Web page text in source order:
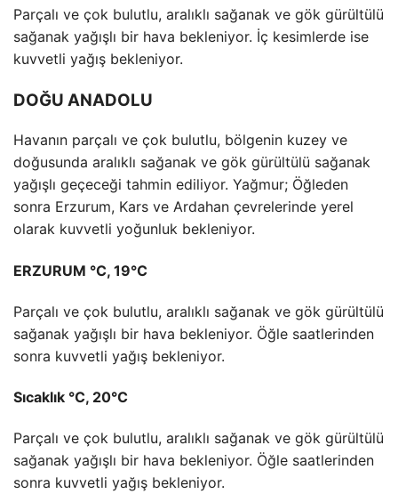
Parçalı ve çok bulutlu, aralıklı sağanak ve gök gürültülü
sağanak yağışlı bir hava bekleniyor. İç kesimlerde ise
kuvvetli yağış bekleniyor.
DOĞU ANADOLU
Havanın parçalı ve çok bulutlu, bölgenin kuzey ve
doğusunda aralıklı sağanak ve gök gürültülü sağanak
yağışlı geçeceği tahmin ediliyor. Yağmur; Öğleden
sonra Erzurum, Kars ve Ardahan çevrelerinde yerel
olarak kuvvetli yoğunluk bekleniyor.
ERZURUM °C, 19°C
Parçalı ve çok bulutlu, aralıklı sağanak ve gök gürültülü
sağanak yağışlı bir hava bekleniyor. Öğle saatlerinden
sonra kuvvetli yağış bekleniyor.
Sıcaklık °C, 20°C
Parçalı ve çok bulutlu, aralıklı sağanak ve gök gürültülü
sağanak yağışlı bir hava bekleniyor. Öğle saatlerinden
sonra kuvvetli yağış bekleniyor.